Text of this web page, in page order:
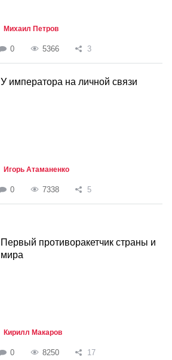
Михаил Петров
0 5366 3
У императора на личной связи
Игорь Атаманенко
0 7338 5
Первый противоракетчик страны и
мира
Кирилл Макаров
0 8250 17